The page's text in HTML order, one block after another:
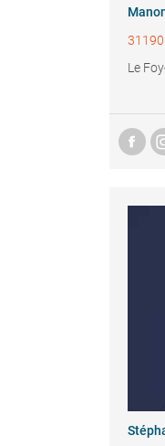
31190
Le